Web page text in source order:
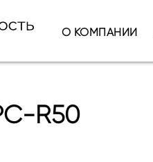
О КОМПАНИИ
R50